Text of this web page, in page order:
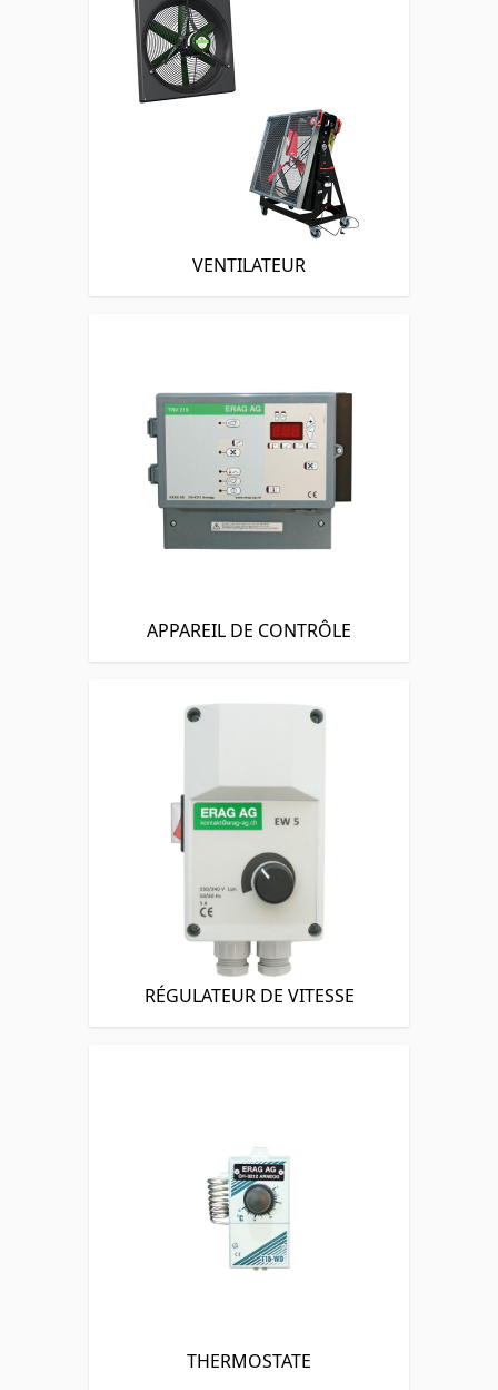
VENTILATEUR
APPAREIL DE CONTRÔLE
RÉGULATEUR DE VITESSE
THERMOSTATE